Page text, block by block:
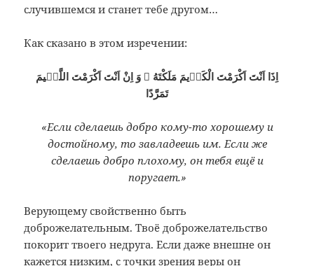
случившемся и станет тебе другом…
Как сказано в этом изречении:
اِذَا اَنْتَ اَكْرَمْتَ الْكَرٖيمَ مَلَكْتَهُ ۞ وَ اِنْ اَنْتَ اَكْرَمْتَ اللَّئٖيمَ
تَمَرَّدًا
«Если сделаешь добро кому-то хорошему и
достойному, то завладеешь им. Если же
сделаешь добро плохому, он тебя ещё и
поругает.»
Верующему свойственно быть
доброжелательным. Твоё доброжелательство
покорит твоего недруга. Если даже внешне он
кажется низким, с точки зрения веры он